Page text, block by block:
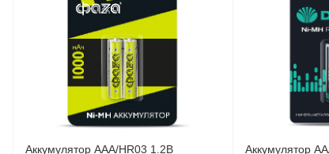
Аккумулятор AAA/HR03 1.2В
Аккумулятор